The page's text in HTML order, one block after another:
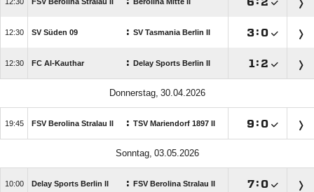
 SV Süden 09 : SV Tasmania Berlin II : 
 FC Al-Kauthar : Delay Sports Berlin II  : 
 
 FSV Berolina Stralau II : TSV Mariendorf 1897 II  : 
 
 Delay Sports Berlin II : FSV Berolina Stralau II : 